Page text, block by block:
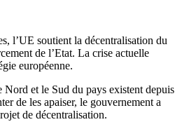
l’UE soutient la décentralisation du
de l’Etat. La crise actuelle
européenne.
et le Sud du pays existent depuis
de les apaiser, le gouvernement a
de décentralisation.